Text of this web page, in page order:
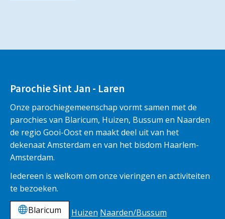
Parochie Sint Jan - Laren
Onze parochiegemeenschap vormt samen met de
parochies van Blaricum, Huizen, Bussum en Naarden
de regio Gooi-Oost en maakt deel uit van het
dekenaat Amsterdam en van het bisdom Haarlem-
Amsterdam.
Iedereen is welkom om onze vieringen en activiteiten
te bezoeken.
Blaricum
Huizen Naarden/Bussum